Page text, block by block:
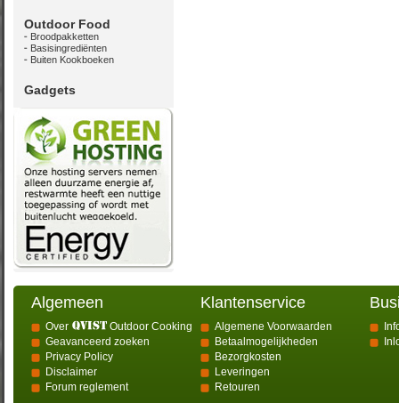
Outdoor Food
Broodpakketten
Basisingrediënten
Buiten Kookboeken
Gadgets
Algemeen
Over
Outdoor Cooking
Geavanceerd zoeken
Privacy Policy
Disclaimer
Forum reglement
Klantenservice
Algemene Voorwaarden
Betaalmogelijkheden
Bezorgkosten
Leveringen
Retouren